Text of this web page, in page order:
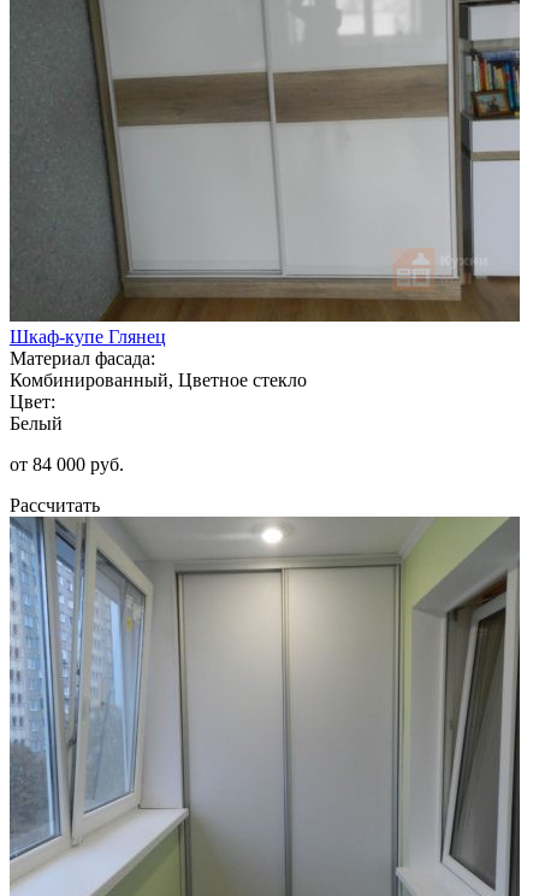
Шкаф-купе Глянец
Материал фасада:
Комбинированный, Цветное стекло
Цвет:
Белый
от 84 000 руб.
Рассчитать